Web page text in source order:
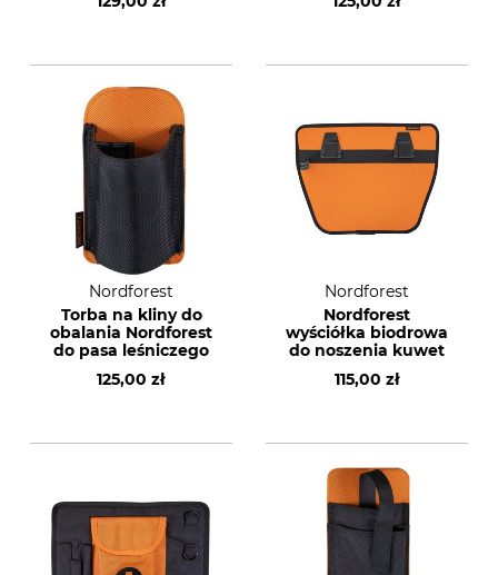
Nordforest
Torba na kliny do
obalania Nordforest
do pasa leśniczego
125,00 zł
Nordforest
Nordforest
wyściółka biodrowa
do noszenia kuwet
115,00 zł